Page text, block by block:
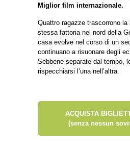
Miglior film internazionale.
Quattro ragazze trascorrono
stessa fattoria nel nord della
casa evolve nel corso di un
continuano a risuonare degli
Sebbene separate dal tempo,
rispecchiarsi l’una nell’altra.
ACQUISTA
(senza nessun